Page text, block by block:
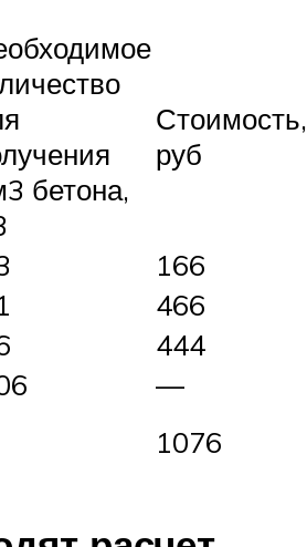
бетона,
Стоимость,
руб
166
466
444
—
1076